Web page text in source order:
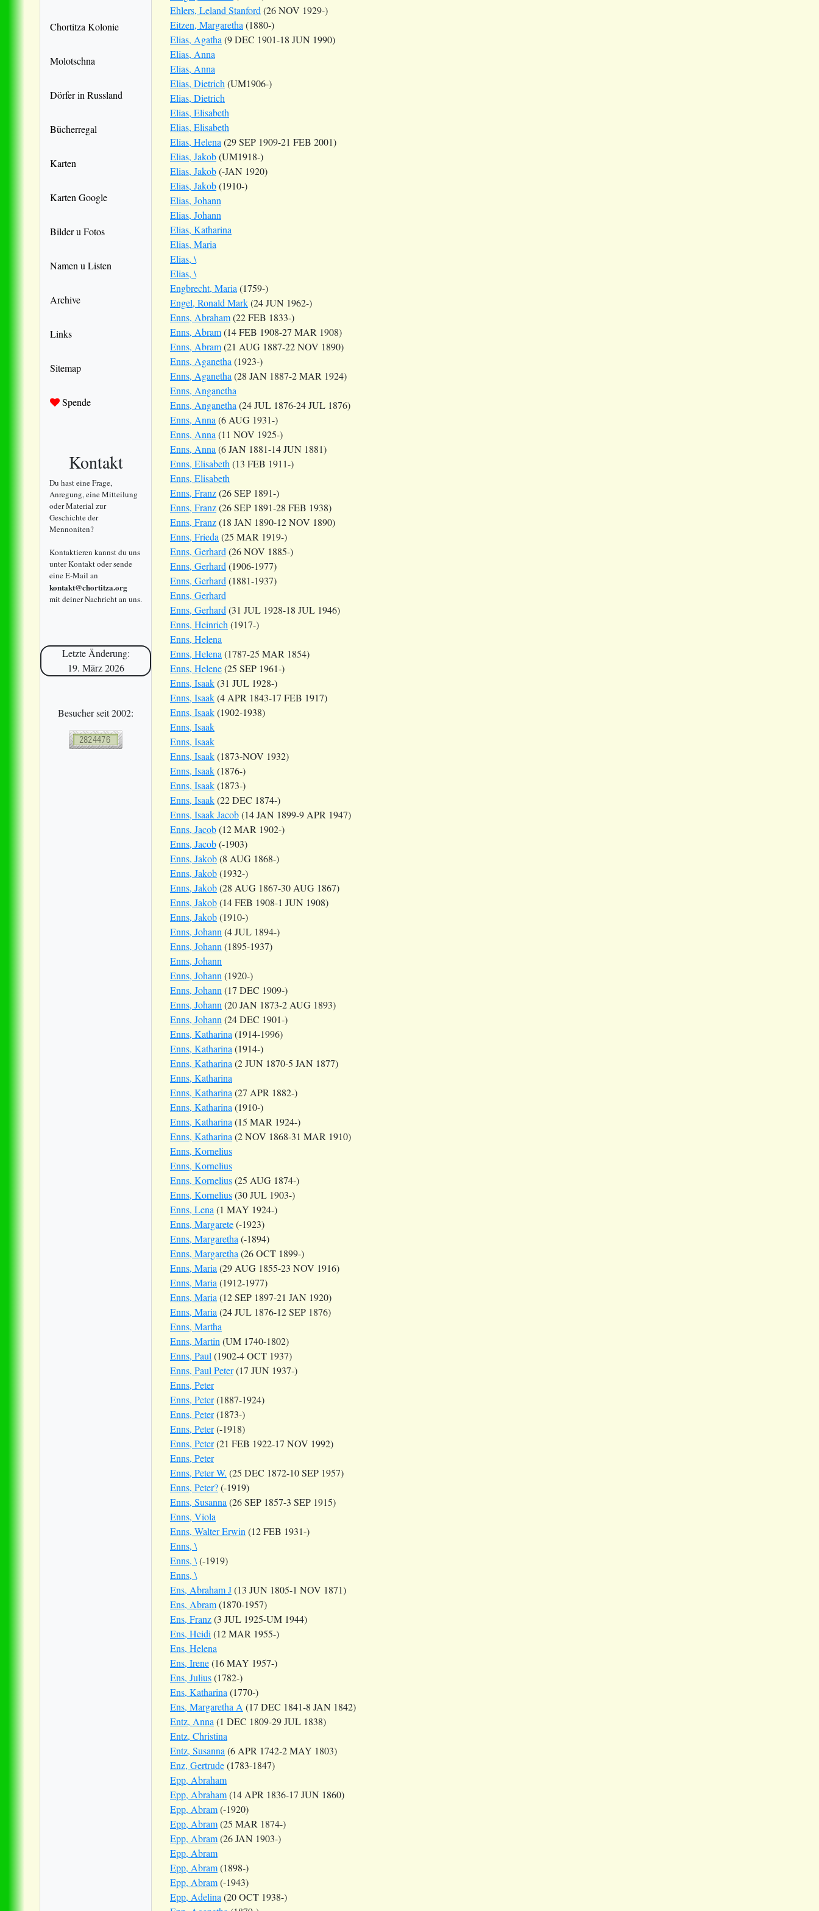
Chortitza Kolonie
Molotschna
Dörfer in Russland
Bücherregal
Karten
Karten Google
Bilder u Fotos
Namen u Listen
Archive
Links
Sitemap
Spende
Kontakt
Du hast eine Frage,
Anregung, eine Mitteilung
oder Material zur
Geschichte der
Mennoniten?
Kontaktieren kannst du uns
unter Kontakt oder sende
eine E-Mail an
kontakt@chortitza.org
mit deiner Nachricht an uns.
Letzte Änderung:
19. März 2026
Besucher seit 2002:
Ehlers, Leland Stanford (26 NOV 1929-)
Eitzen, Margaretha (1880-)
Elias, Agatha (9 DEC 1901-18 JUN 1990)
Elias, Anna
Elias, Anna
Elias, Dietrich (UM1906-)
Elias, Dietrich
Elias, Elisabeth
Elias, Elisabeth
Elias, Helena (29 SEP 1909-21 FEB 2001)
Elias, Jakob(UM1918-)
Elias, Jakob(-JAN 1920)
Elias, Jakob(1910-)
Elias, Johann
Elias, Johann
Elias, Katharina
Elias, Maria
Elias, \
Elias, \
Engbrecht, Maria (1759-)
Engel, Ronald Mark(24 JUN 1962-)
Enns, Abraham(22 FEB 1833-)
Enns, Abram(14 FEB 1908-27 MAR 1908)
Enns, Abram(21 AUG 1887-22 NOV 1890)
Enns, Aganetha (1923-)
Enns, Aganetha (28 JAN 1887-2 MAR 1924)
Enns, Anganetha
Enns, Anganetha (24 JUL 1876-24 JUL 1876)
Enns, Anna (6 AUG 1931-)
Enns, Anna (11 NOV 1925-)
Enns, Anna (6 JAN 1881-14 JUN 1881)
Enns, Elisabeth (13 FEB 1911-)
Enns, Elisabeth
Enns, Franz(26 SEP 1891-)
Enns, Franz(26 SEP 1891-28 FEB 1938)
Enns, Franz(18 JAN 1890-12 NOV 1890)
Enns, Frieda (25 MAR 1919-)
Enns, Gerhard (26 NOV 1885-)
Enns, Gerhard (1906-1977)
Enns, Gerhard (1881-1937)
Enns, Gerhard
Enns, Gerhard (31 JUL 1928-18 JUL 1946)
Enns, Heinrich (1917-)
Enns, Helena
Enns, Helena (1787-25 MAR 1854)
Enns, Helene(25 SEP 1961-)
Enns, Isaak(31 JUL 1928-)
Enns, Isaak(4 APR 1843-17 FEB 1917)
Enns, Isaak(1902-1938)
Enns, Isaak
Enns, Isaak
Enns, Isaak(1873-NOV 1932)
Enns, Isaak(1876-)
Enns, Isaak(1873-)
Enns, Isaak(22 DEC 1874-)
Enns, Isaak Jacob(14 JAN 1899-9 APR 1947)
Enns, Jacob(12 MAR 1902-)
Enns, Jacob(-1903)
Enns, Jakob(8 AUG 1868-)
Enns, Jakob(1932-)
Enns, Jakob(28 AUG 1867-30 AUG 1867)
Enns, Jakob(14 FEB 1908-1 JUN 1908)
Enns, Jakob(1910-)
Enns, Johann (4 JUL 1894-)
Enns, Johann (1895-1937)
Enns, Johann
Enns, Johann (1920-)
Enns, Johann (17 DEC 1909-)
Enns, Johann (20 JAN 1873-2 AUG 1893)
Enns, Johann (24 DEC 1901-)
Enns, Katharina (1914-1996)
Enns, Katharina (1914-)
Enns, Katharina (2 JUN 1870-5 JAN 1877)
Enns, Katharina
Enns, Katharina (27 APR 1882-)
Enns, Katharina (1910-)
Enns, Katharina (15 MAR 1924-)
Enns, Katharina (2 NOV 1868-31 MAR 1910)
Enns, Kornelius
Enns, Kornelius
Enns, Kornelius(25 AUG 1874-)
Enns, Kornelius(30 JUL 1903-)
Enns, Lena (1 MAY 1924-)
Enns, Margarete(-1923)
Enns, Margaretha (-1894)
Enns, Margaretha (26 OCT 1899-)
Enns, Maria (29 AUG 1855-23 NOV 1916)
Enns, Maria (1912-1977)
Enns, Maria (12 SEP 1897-21 JAN 1920)
Enns, Maria (24 JUL 1876-12 SEP 1876)
Enns, Martha
Enns, Martin (UM 1740-1802)
Enns, Paul (1902-4 OCT 1937)
Enns, Paul Peter(17 JUN 1937-)
Enns, Peter
Enns, Peter(1887-1924)
Enns, Peter(1873-)
Enns, Peter(-1918)
Enns, Peter(21 FEB 1922-17 NOV 1992)
Enns, Peter
Enns, Peter W. (25 DEC 1872-10 SEP 1957)
Enns, Peter?(-1919)
Enns, Susanna (26 SEP 1857-3 SEP 1915)
Enns, Viola
Enns, Walter Erwin (12 FEB 1931-)
Enns, \
Enns, \(-1919)
Enns, \
Ens, Abraham J(13 JUN 1805-1 NOV 1871)
Ens, Abram(1870-1957)
Ens, Franz(3 JUL 1925-UM 1944)
Ens, Heidi (12 MAR 1955-)
Ens, Helena
Ens, Irene(16 MAY 1957-)
Ens, Julius(1782-)
Ens, Katharina (1770-)
Ens, Margaretha A (17 DEC 1841-8 JAN 1842)
Entz, Anna (1 DEC 1809-29 JUL 1838)
Entz, Christina
Entz, Susanna (6 APR 1742-2 MAY 1803)
Enz, Gertrude(1783-1847)
Epp, Abraham
Epp, Abraham(14 APR 1836-17 JUN 1860)
Epp, Abram(-1920)
Epp, Abram(25 MAR 1874-)
Epp, Abram(26 JAN 1903-)
Epp, Abram
Epp, Abram(1898-)
Epp, Abram(-1943)
Epp, Adelina (20 OCT 1938-)